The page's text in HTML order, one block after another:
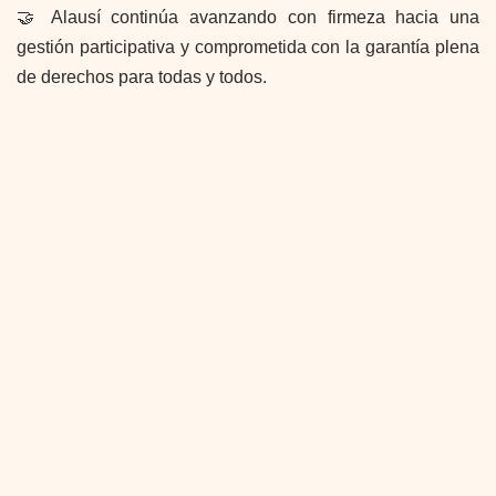
🤝 Alausí continúa avanzando con firmeza hacia una
gestión participativa y comprometida con la garantía plena
de derechos para todas y todos.